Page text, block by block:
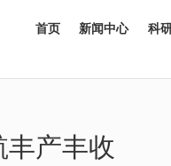
首页 新闻中心 科
产丰收